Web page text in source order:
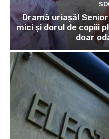
Dramă uriașă!
mici și dorul de copiii
doar